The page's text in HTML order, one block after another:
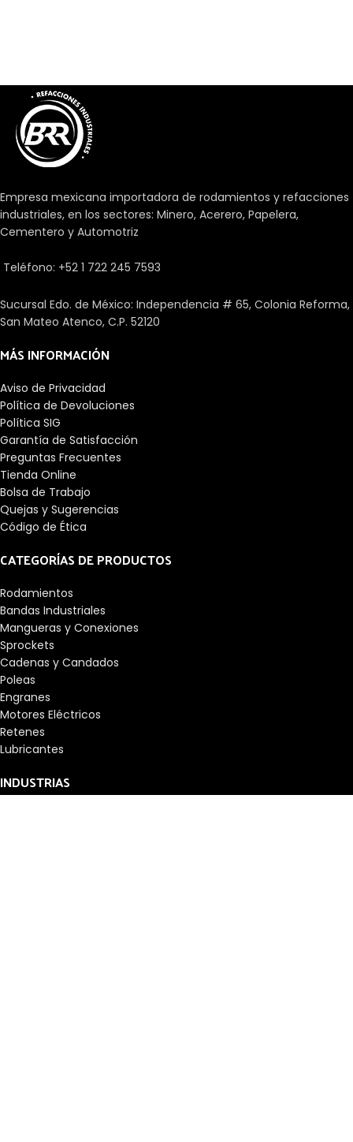
Empresa mexicana importadora de rodamientos y refacciones
industriales, en los sectores: Minero, Acerero, Papelera,
Cementero y Automotriz
Teléfono: +52 1 722 245 7593
Sucursal Edo. de México: Independencia # 65, Colonia Reforma,
San Mateo Atenco, C.P. 52120
MÁS INFORMACIÓN
Aviso de Privacidad
Política de Devoluciones
Política SIG
Garantía de Satisfacción
Preguntas Frecuentes
Tienda Online
Bolsa de Trabajo
Quejas y Sugerencias
Código de Ética
CATEGORÍAS DE PRODUCTOS
Rodamientos
Bandas Industriales
Mangueras y Conexiones
Sprockets
Cadenas y Candados
Poleas
Engranes
Motores Eléctricos
Retenes
Lubricantes
INDUSTRIAS